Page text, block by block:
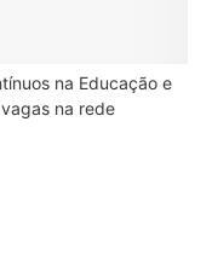
na Educação e
na rede